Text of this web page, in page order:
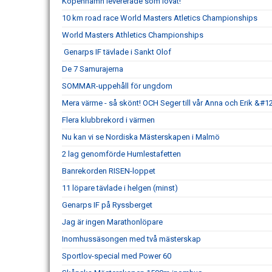
10 km road race World Masters Atletics Championships
World Masters Athletics Championships
Genarps IF tävlade i Sankt Olof
De 7 Samurajerna
SOMMAR-uppehåll för ungdom
Mera värme - så skönt! OCH Seger till vår Anna och Erik
Flera klubbrekord i värmen
Nu kan vi se Nordiska Mästerskapen i Malmö
2 lag genomförde Humlestafetten
Banrekorden RISEN-loppet
11 löpare tävlade i helgen (minst)
Genarps IF på Ryssberget
Jag är ingen Marathonlöpare
Inomhussäsongen med två mästerskap
Sportlov-special med Power 60